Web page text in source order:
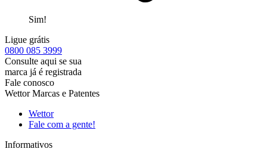
Sim!
Ligue grátis
0800 085 3999
Consulte aqui se sua
marca já é registrada
Fale conosco
Wettor Marcas e Patentes
Wettor
Fale com a gente!
Informativos